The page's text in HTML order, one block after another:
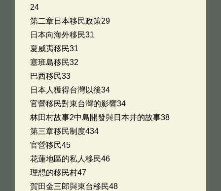
24
第二章日本移民政策29
日本向海外移民31
夏威夷移民31
塞班島移民32
巴西移民33
日本人獲得台灣以後34
官營移民對東台灣的影響34
林田村故事2中島開發與日本井的故事38
第三章移民制度434
官營移民45
花蓮地區的私人移民46
理想的移民村47
賀田金三郎與東台移民48